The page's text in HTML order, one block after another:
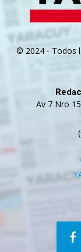
© 2024 - Todos
Av 7 Nro